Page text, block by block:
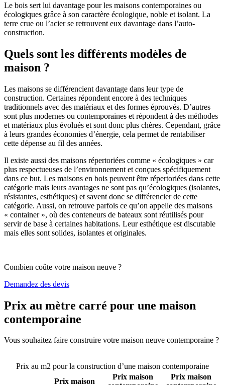
Le bois sert lui davantage pour les maisons contemporaines ou
écologiques grâce à son caractère écologique, noble et isolant. La
terre crue ou l’acier se retrouvent eux davantage dans l’auto-
construction.
Quels sont les différents modèles de
maison ?
Les maisons se différencient davantage dans leur type de
construction. Certaines répondent encore à des techniques
traditionnels avec des matériaux et des formes éprouvés. D’autres
sont plus modernes ou contemporaines et répondent à des méthodes
et matériaux plus évolués et sont donc plus chères. Cependant, grâce
à leurs grandes économies d’énergie, cela permet de rentabiliser
cette dépense au fil des années.
Il existe aussi des maisons répertoriées comme « écologiques » car
plus respectueuses de l’environnement et conçues spécifiquement
dans ce but. Les maisons en bois peuvent être répertoriées dans cette
catégorie mais leurs avantages ne sont pas qu’écologiques (isolantes,
résistantes, esthétiques) et savent donc se différencier de cette
catégorie. Aussi, on retrouve parfois ce qu’on appelle des maisons
« container », où des conteneurs de bateaux sont réutilisés pour
servir de base à certaines habitations. Leur esthétique est discutable
mais elles sont solides, isolantes et originales.
Combien coûte votre maison neuve ?
Demandez des devis
Prix au mètre carré pour une maison
contemporaine
Vous souhaitez faire construire votre maison neuve contemporaine ?
Prix au m2 pour la construction d’une maison contemporaine
Prix maison
Prix maison
Prix maison